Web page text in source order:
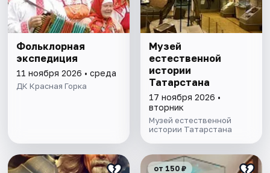
Фольклорная
экспедиция
11 ноября 2026 • среда
ДК Красная Горка
Музей
естественной
истории
Татарстана
17 ноября 2026 •
вторник
Музей естественной
истории Татарстана
от 150 ₽